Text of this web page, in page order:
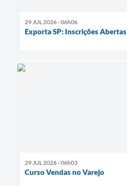
29 JUL 2026 - 06h06
Exporta SP: Inscrições Abertas
29 JUL 2026 - 06h03
Curso Vendas no Varejo